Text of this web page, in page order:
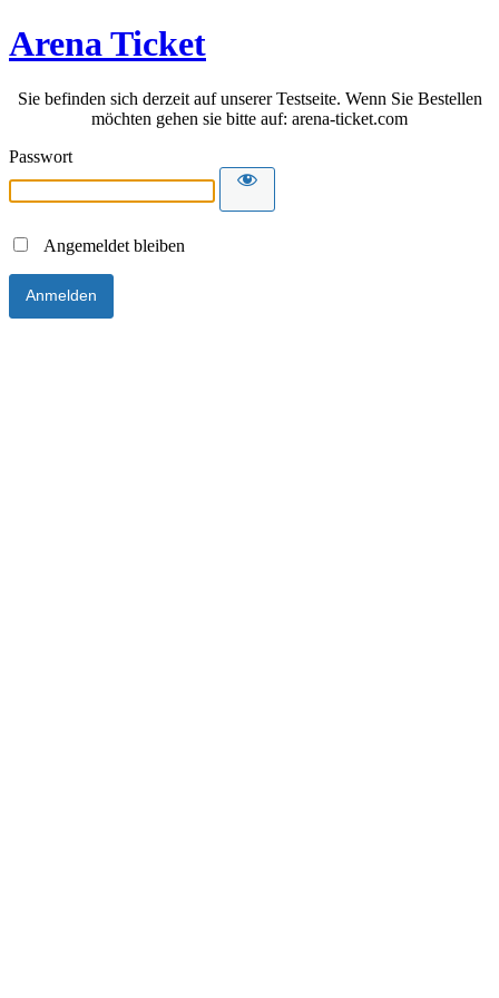
Arena Ticket
Sie befinden sich derzeit auf unserer Testseite. Wenn Sie Bestellen
möchten gehen sie bitte auf: arena-ticket.com
Passwort
Angemeldet bleiben